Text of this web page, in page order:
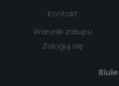
Kontakt
Warunki zakupu
Zaloguj się